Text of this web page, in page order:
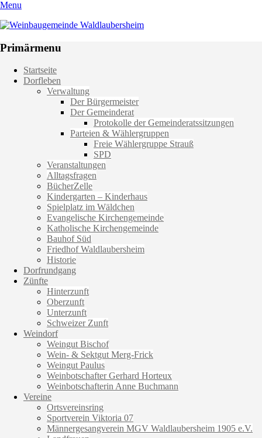
Menu
Weinbaugemeinde Waldlaubersheim
Primärmenu
Weiter
zum
Startseite
Dorfleben
Verwaltung
Der Bürgermeister
Der Gemeinderat
Protokolle der Gemeinderatssitzungen
Parteien & Wählergruppen
Freie Wählergruppe Strauß
SPD
Veranstaltungen
Alltagsfragen
BücherZelle
Kindergarten – Kinderhaus
Spielplatz im Wäldchen
Evangelische Kirchengemeinde
Katholische Kirchengemeinde
Bauhof Süd
Friedhof Waldlaubersheim
Historie
Dorfrundgang
Zünfte
Hinterzunft
Oberzunft
Unterzunft
Schweizer Zunft
Weindorf
Weingut Bischof
Wein- & Sektgut Merg-Frick
Weingut Paulus
Weinbotschafter Gerhard Horteux
Weinbotschafterin Anne Buchmann
Vereine
Ortsvereinsring
Sportverein Viktoria 07
Männergesangverein MGV Waldlaubersheim 1905 e.V.